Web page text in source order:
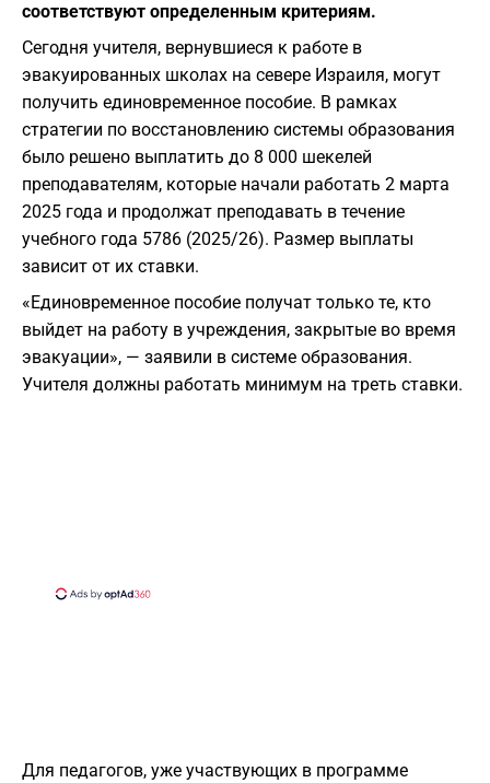
соответствуют определенным критериям.
Сегодня учителя, вернувшиеся к работе в
эвакуированных школах на севере Израиля, могут
получить единовременное пособие. В рамках
стратегии по восстановлению системы образования
было решено выплатить до 8 000 шекелей
преподавателям, которые начали работать 2 марта
2025 года и продолжат преподавать в течение
учебного года 5786 (2025/26). Размер выплаты
зависит от их ставки.
«Единовременное пособие получат только те, кто
выйдет на работу в учреждения, закрытые во время
эвакуации», — заявили в системе образования.
Учителя должны работать минимум на треть ставки.
Для педагогов, уже участвующих в программе